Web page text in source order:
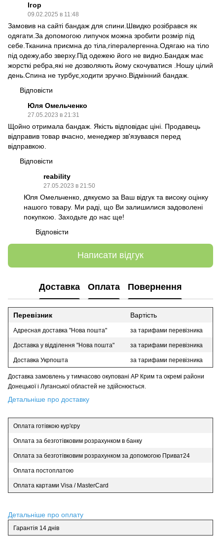
Ігор
09.02.2025 в 11:48
Замовив на сайті бандаж для спини.Швидко розібрався як
одягати.За допомогою липучок можна зробити розмір під
себе.Тканина приємна до тіла,гіпералергенна.Одягаю на тіло
під одежу,або зверху.Під одежею його не видно.Бандаж має
жорсткі ребра,які не дозволяють йому скочуватися .Ношу цілий
день.Спина не турбує,ходити зручно.Відмінний бандаж.
Відповісти
Юля Омельченко
27.05.2023 в 21:31
Щойно отримала бандаж. Якість відповідає ціні. Продавець
відправив товар вчасно, менеджер зв'язувався перед
відправкою.
Відповісти
reability
27.05.2023 в 21:50
Юля Омельченко, дякуємо за Ваш відгук та високу оцінку
нашого товару. Ми раді, що Ви залишилися задоволені
покупкою. Заходьте до нас ще!
Відповісти
Написати відгук
Доставка Оплата Повернення
Перевізник Вартість
Адресная доставка "Нова пошта" за тарифами перевізника
Доставка у відділення "Нова пошта" за тарифами перевізника
Доставка Укрпошта за тарифами перевізника
Доставка замовлень у тимчасово окуповані АР Крим та окремі райони
Донецької і Луганської областей не здійснюється.
Детальніше про доставку
Оплата готівкою кур'єру
Оплата за безготівковим розрахунком в банку
Оплата за безготівковим розрахунком за допомогою Приват24
Оплата постоплатою
Оплата картами Visa / MasterCard
Детальніше про оплату
Гарантія 14 днів